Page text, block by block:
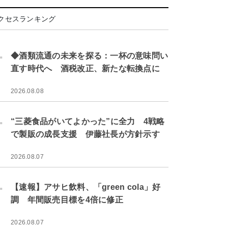
セスランキング
◆酒類流通の未来を探る：一杯の意味問い
直す時代へ 酒税改正、新たな転換点に
2026.08.08
“三菱食品がいてよかった”に全力 4戦略
で製販の成長支援 伊藤社長が方針示す
2026.08.07
【速報】アサヒ飲料、「green cola」好
調 年間販売目標を4倍に修正
2026.08.07